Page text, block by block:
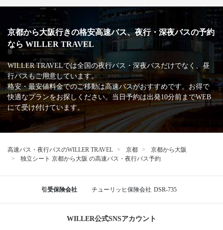
京都から大阪行きの格安高速バス、夜行・深夜バスの予約
なら WILLER TRAVEL
WILLER TRAVELでは全国の夜行バス・深夜バスだけでなく、昼
行バスもご用意しています。
格安・最安値料金でのご移動は高速バスがおすすめです。お得で
快適なプランをお探しください。当日予約は出発10分前までWEB
にて受け付けています。
高速バス・夜行バスのWILLER TRAVEL 京都
京都から大阪
独立シート 京都から大阪 の高速バス・夜行バス予約
引受保険会社 チューリッヒ保険会社 DSR-735
WILLER公式SNSアカウント